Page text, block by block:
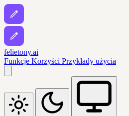
felietony.ai
Funkcje Korzyści Przykłady użycia